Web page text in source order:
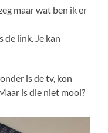
maar wat ben ik er
de link. Je kan
is de tv, kon
is die niet mooi?